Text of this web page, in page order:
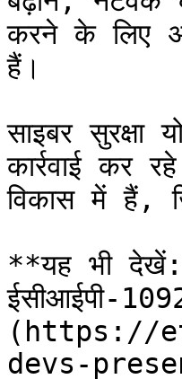
करने के लिए
हैं।
साइबर
कार्रवाई कर
विकास में हैं,
**यह भी
ईसीआईपी-
(https://
devs-